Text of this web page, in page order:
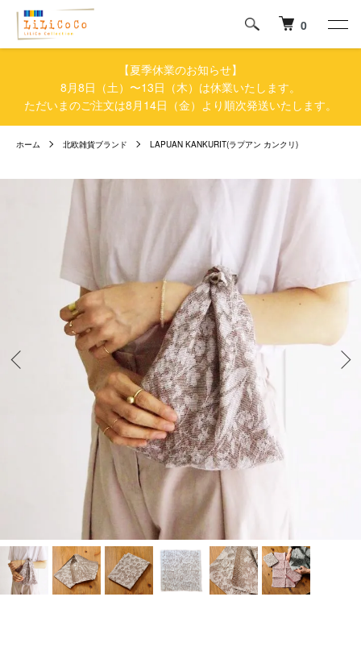
0
【夏季休業のお知らせ】
8月8日（土）〜13日（木）は休業いたします。
ただいまのご注文は8月14日（金）より順次発送いたします。
ホーム 北欧雑貨ブランド LAPUAN KANKURIT(ラプアン カンクリ)